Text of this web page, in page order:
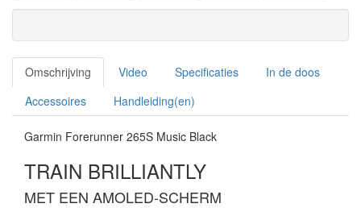
Omschrijving Video Specificaties
In de doos
Accessoires
Handleiding(en)
Garmin Forerunner 265S Music Black
TRAIN BRILLIANTLY
MET EEN AMOLED-SCHERM